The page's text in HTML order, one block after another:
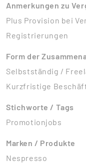
Anmerkungen zu
Plus Provision bei
Registrierungen
Form der
Selbstständig /
Kurzfristige
Stichworte / Tags
Promotionjobs
Marken / Produkte
Nespresso